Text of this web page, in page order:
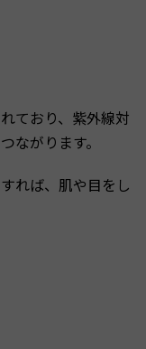
ており、紫外線対
ながります。
れば、肌や目をし